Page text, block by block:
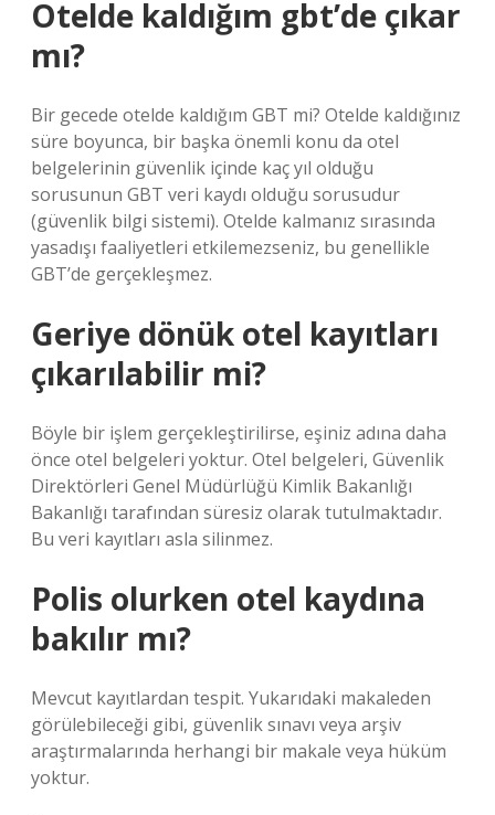
Otelde kaldığım gbt’de çıkar
mı?
Bir gecede otelde kaldığım GBT mi? Otelde kaldığınız
süre boyunca, bir başka önemli konu da otel
belgelerinin güvenlik içinde kaç yıl olduğu
sorusunun GBT veri kaydı olduğu sorusudur
(güvenlik bilgi sistemi). Otelde kalmanız sırasında
yasadışı faaliyetleri etkilemezseniz, bu genellikle
GBT’de gerçekleşmez.
Geriye dönük otel kayıtları
çıkarılabilir mi?
Böyle bir işlem gerçekleştirilirse, eşiniz adına daha
önce otel belgeleri yoktur. Otel belgeleri, Güvenlik
Direktörleri Genel Müdürlüğü Kimlik Bakanlığı
Bakanlığı tarafından süresiz olarak tutulmaktadır.
Bu veri kayıtları asla silinmez.
Polis olurken otel kaydına
bakılır mı?
Mevcut kayıtlardan tespit. Yukarıdaki makaleden
görülebileceği gibi, güvenlik sınavı veya arşiv
araştırmalarında herhangi bir makale veya hüküm
yoktur.